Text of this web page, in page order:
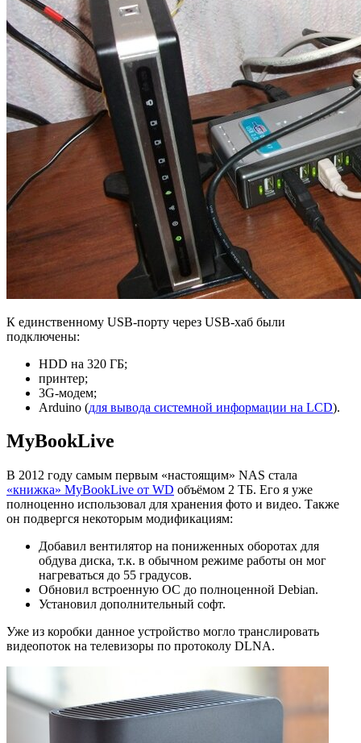
К единственному USB-порту через USB-хаб были
подключены:
HDD на 320 ГБ;
принтер;
3G-модем;
Arduino (для вывода системной информации на LCD).
MyBookLive
В 2012 году самым первым «настоящим» NAS стала
«книжка» MyBookLive от WD объёмом 2 ТБ. Его я уже
полноценно использовал для хранения фото и видео. Также
он подвергся некоторым модификациям:
Добавил вентилятор на пониженных оборотах для
обдува диска, т.к. в обычном режиме работы он мог
нагреваться до 55 градусов.
Обновил встроенную ОС до полноценной Debian.
Установил дополнительный софт.
Уже из коробки данное устройство могло транслировать
видеопоток на телевизоры по протоколу DLNA.